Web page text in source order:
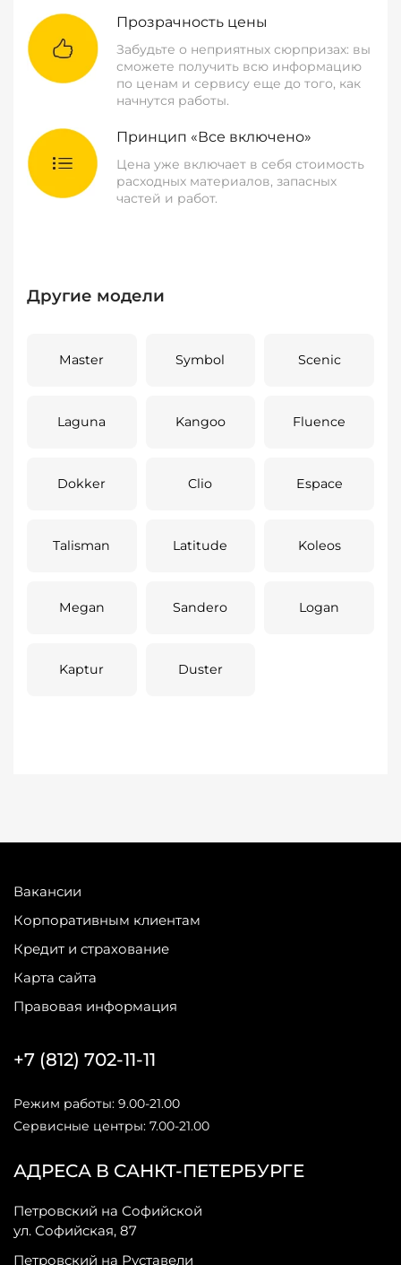
Прозрачность цены
Забудьте о неприятных сюрпризах: вы
сможете получить всю информацию
по ценам и сервису еще до того, как
начнутся работы.
Принцип «Все включено»
Цена уже включает в себя стоимость
расходных материалов, запасных
частей и работ.
Другие модели
Master Symbol Scenic
Laguna Kangoo Fluence
Dokker Clio Espace
Talisman Latitude Koleos
Megan Sandero Logan
Kaptur Duster
Вакансии
Корпоративным клиентам
Кредит и страхование
Карта сайта
Правовая информация
АДРЕСА В САНКТ-ПЕТЕРБУРГЕ
Петровский на Софийской
ул. Софийская, 87
Петровский на Руставели
+7 (812) 702-11-11
Режим работы: 9.00-21.00
Сервисные центры: 7.00-21.00